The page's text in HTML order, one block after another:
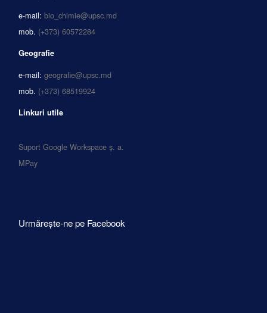
e-mail: bio_chimie@upsc.md
mob. (+373) 60572284
Geografie
e-mail: geografie@upsc.md
mob. (+373) 68519924
Linkuri utile
Suport Google Workspace ș. a.
MPay
Urmărește-ne pe Facebook